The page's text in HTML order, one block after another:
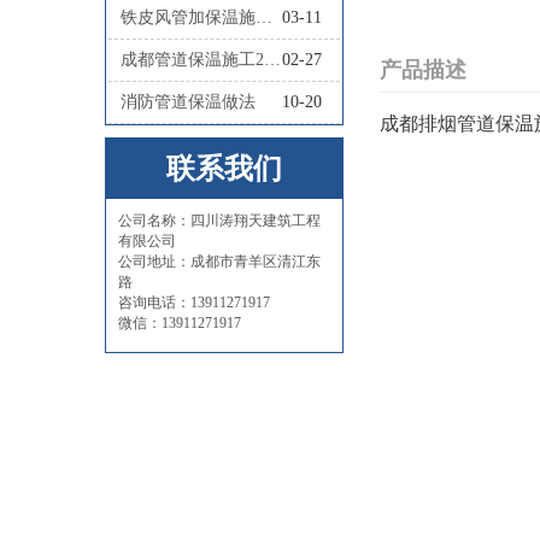
铁皮风管加保温施工怎么做 03-11
成都管道保温施工2026四川涛翔天管道保温施工02-27
消防管道保温做法 10-20
联系我们
公司名称：四川涛翔天建筑工程
有限公司
公司地址：成都市青羊区清江东
路
咨询电话：13911271917
微信：13911271917
产品描述
成都排烟管道保温